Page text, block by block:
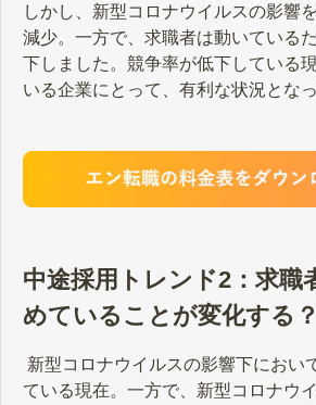
しかし、新型コロナウイルスの影響
減少。一方で、求職者は動いている
下しました。競争率が低下している
いる企業にとって、有利な状況とな
中途採用トレンド2：求職
めていることが変化する？
新型コロナウイルスの影響下におい
ている現在。一方で、新型コロナウ